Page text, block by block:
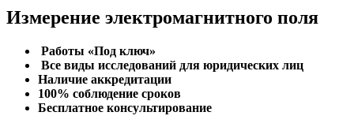
Измерение электромагнитного поля
Работы «Под ключ»
Все виды исследований для юридических лиц
Наличие аккредитации
100% соблюдение сроков
Бесплатное консультирование